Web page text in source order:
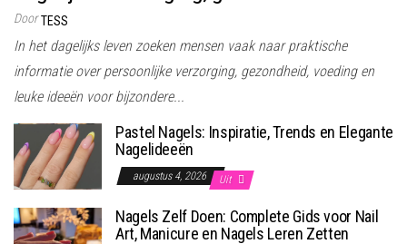
Door TESS
In het dagelijks leven zoeken mensen vaak naar praktische
informatie over persoonlijke verzorging, gezondheid, voeding en
leuke ideeën voor bijzondere...
Pastel Nagels: Inspiratie, Trends en Elegante
Nagelideeën
augustus 4, 2026 Uit
Nagels Zelf Doen: Complete Gids voor Nail
Art, Manicure en Nagels Leren Zetten